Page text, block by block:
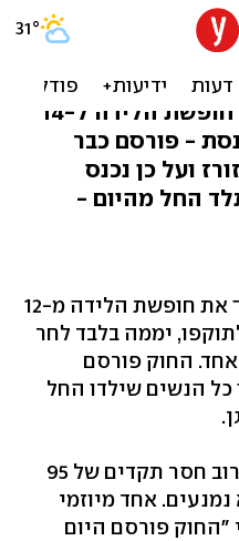
חופשת
החוק החדש, שמאריך את חופשת הלידה ל-14
- פורסם כבר
ועל כן נכנס
החל מהיום -
החוק המאריך את חופשת הלידה מ-12
לתוקפו, יממה בלבד לחר
החוק פורסם
כל הנשים שילדו החל
ברוב חסר תקדים של 95
אחד מיוזמי
"החוק פורסם היום